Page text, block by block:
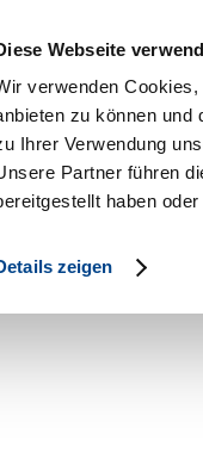
Webseite
verwenden
zu können und
Ihrer Verwendung
Partner führen
haben
zeigen